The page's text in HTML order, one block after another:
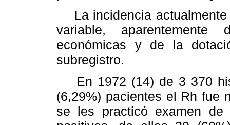
La incidencia actualmente
variable, aparentemente
económicas y de la
subregistro.
En 1972 (14) de 3 370
(6,29%) pacientes el Rh fue
se les practicó examen